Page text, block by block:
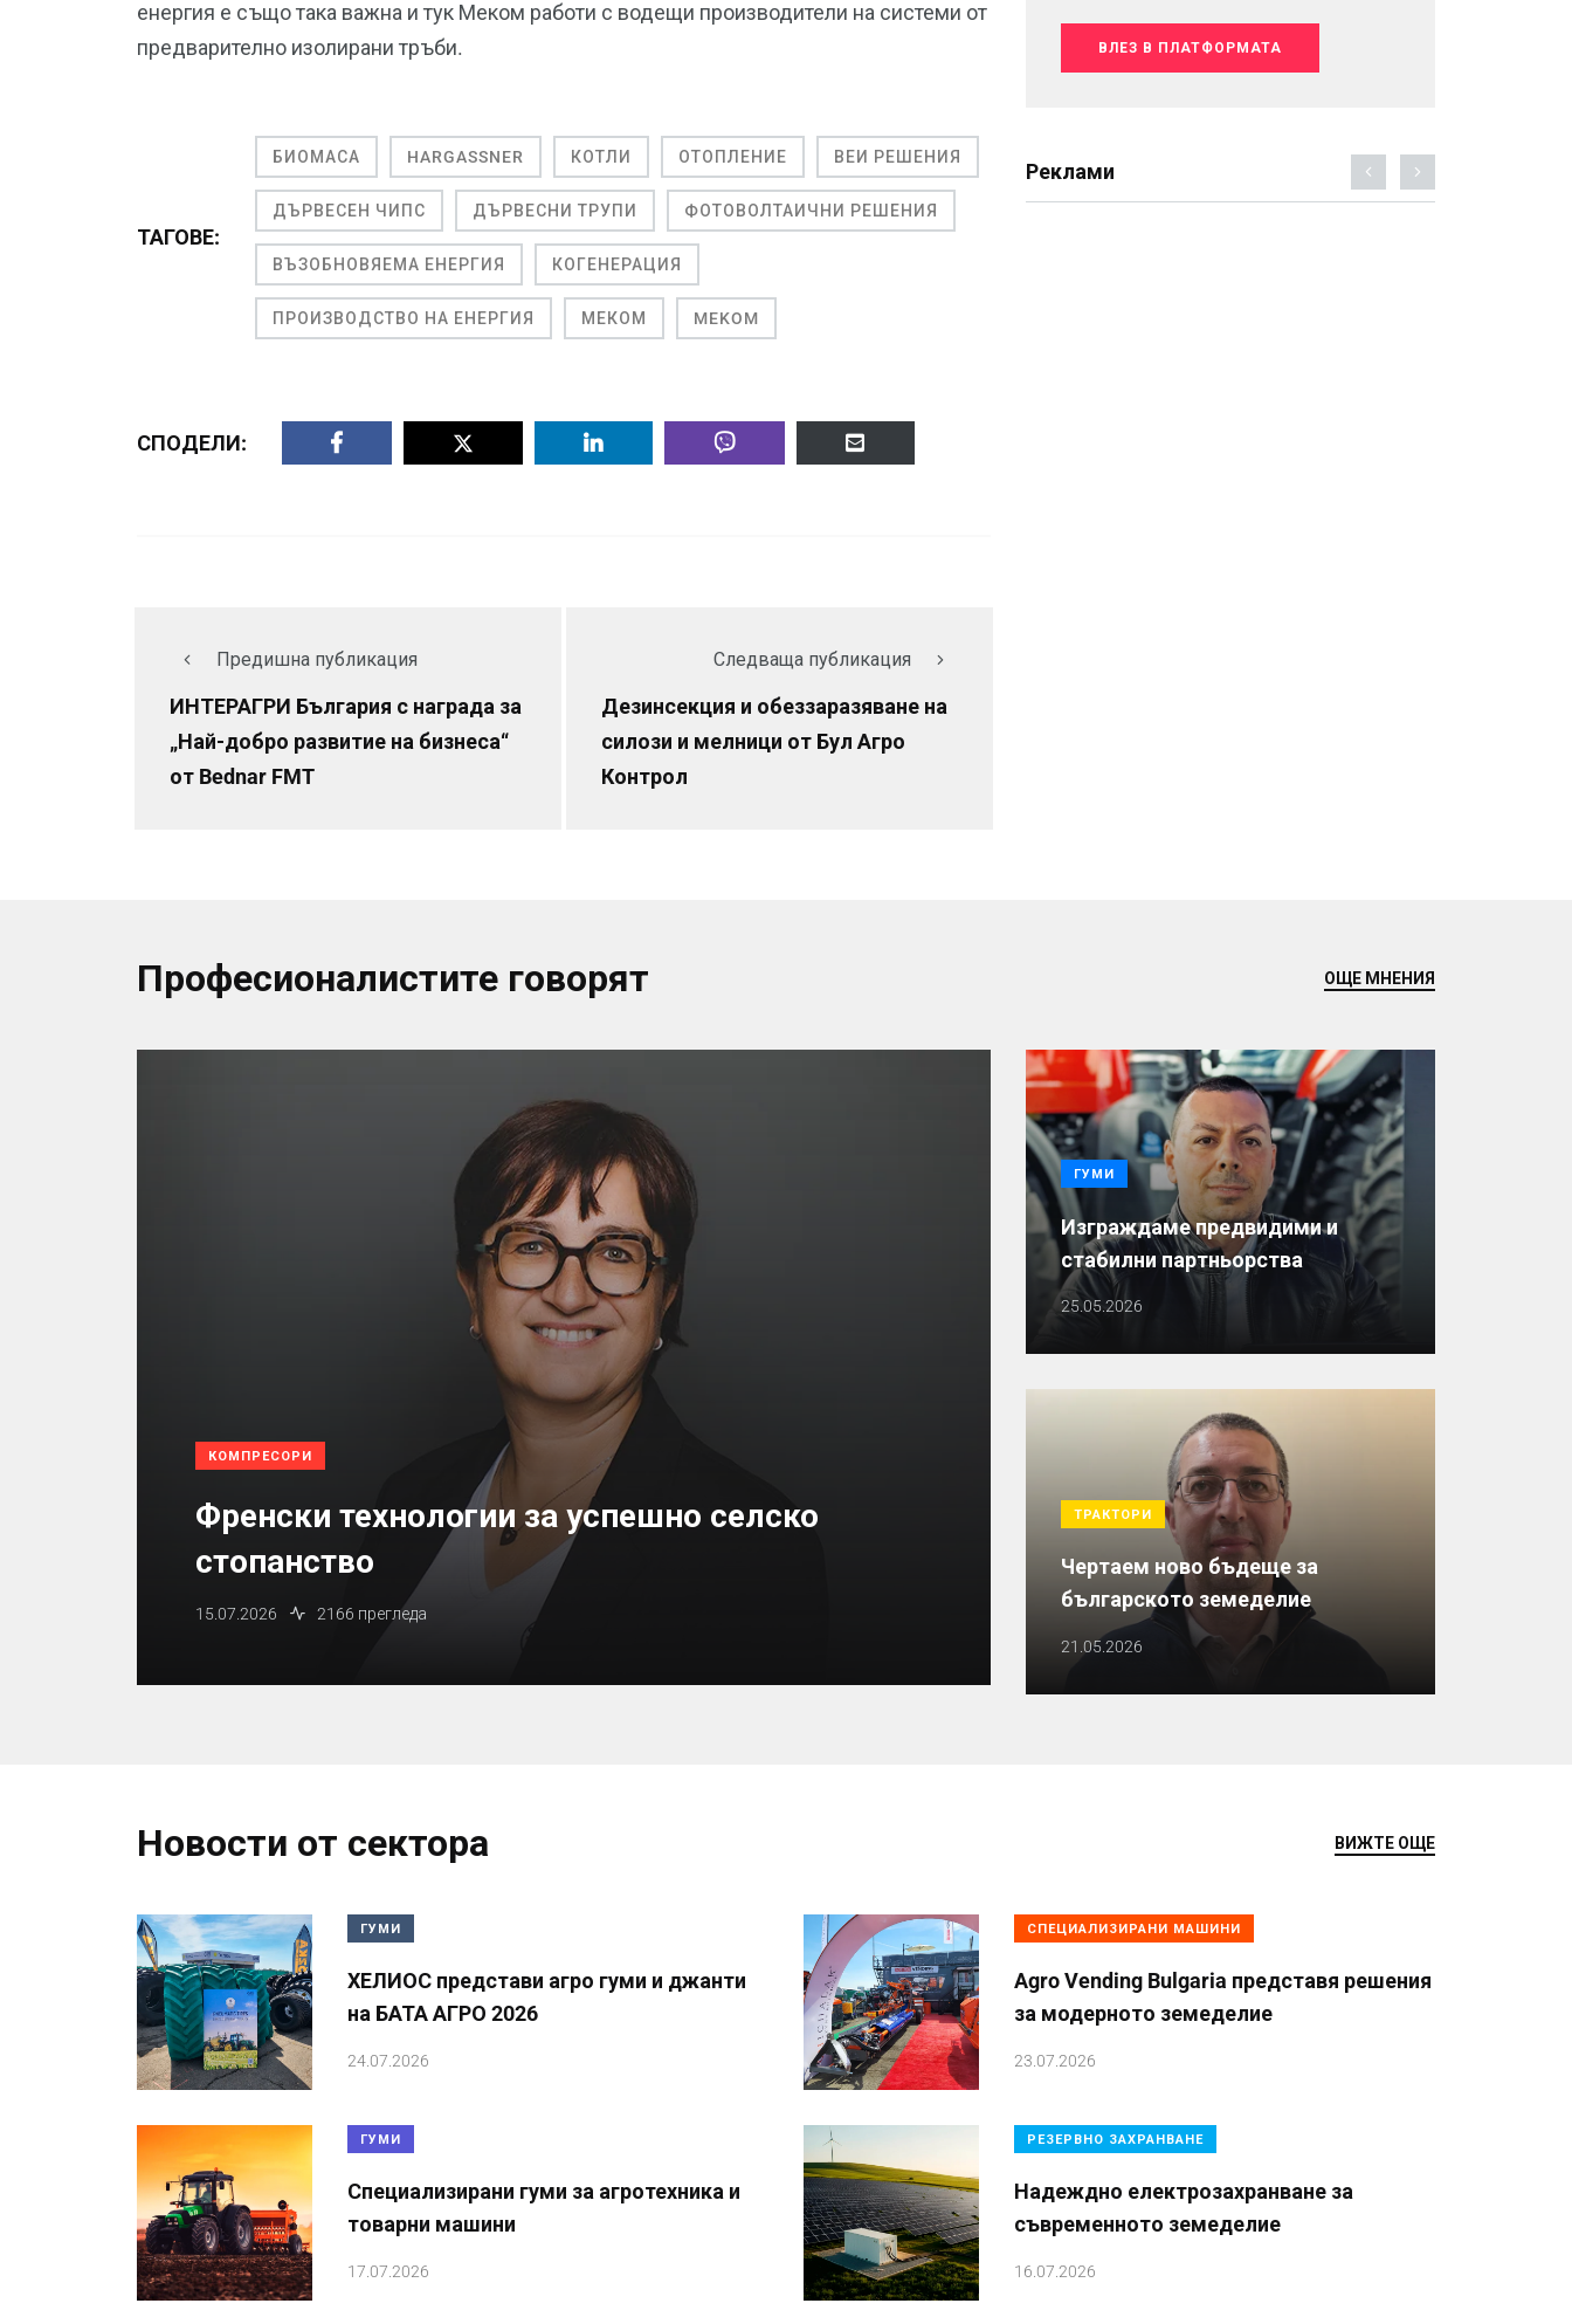
енергия е също така важна и тук Меком работи с водещи производители на системи от
предварително изолирани тръби.
ТАГОВЕ:
БИОМАСА HARGASSNER КОТЛИ ОТОПЛЕНИЕ ВЕИ РЕШЕНИЯ
ДЪРВЕСЕН ЧИПС ДЪРВЕСНИ ТРУПИ ФОТОВОЛТАИЧНИ РЕШЕНИЯ
ВЪЗОБНОВЯЕМА ЕНЕРГИЯ КОГЕНЕРАЦИЯ
ПРОИЗВОДСТВО НА ЕНЕРГИЯ МЕКОМ MEKOM
СПОДЕЛИ:
Предишна публикация
ИНТЕРАГРИ България с награда за
„Най-добро развитие на бизнеса“
от Bednar FMT
Следваща публикация
Дезинсекция и обеззаразяване на
силози и мелници от Бул Агро
Контрол
ВЛЕЗ В ПЛАТФОРМАТА
Реклами
Професионалистите говорят ОЩЕ МНЕНИЯ
КОМПРЕСОРИ
Френски технологии за успешно селско
стопанство
15.07.2026 2166 прегледа
ГУМИ
Изграждаме предвидими и
стабилни партньорства
25.05.2026
ТРАКТОРИ
Чертаем ново бъдеще за
българското земеделие
21.05.2026
Новости от сектора ВИЖТЕ ОЩЕ
ГУМИ
ХЕЛИОС представи агро гуми и джанти
на БАТА АГРО 2026
24.07.2026
СПЕЦИАЛИЗИРАНИ МАШИНИ
Agro Vending Bulgaria представя решения
за модерното земеделие
23.07.2026
ГУМИ
Специализирани гуми за агротехника и
товарни машини
17.07.2026
РЕЗЕРВНО ЗАХРАНВАНЕ
Надеждно електрозахранване за
съвременното земеделие
16.07.2026